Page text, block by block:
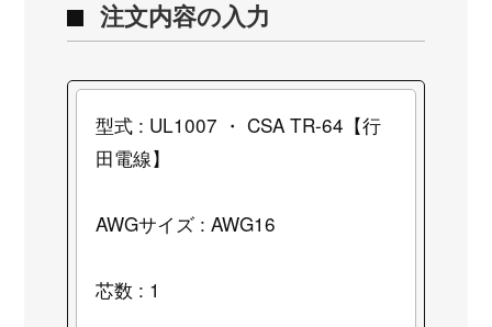
注文内容の入力
型式 : UL1007 ・ CSA TR-64【行
田電線】
AWGサイズ : AWG16
芯数 : 1